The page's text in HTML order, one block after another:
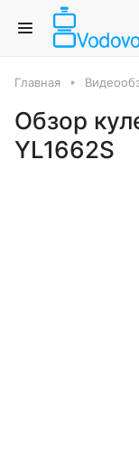
Главная
Обзор
YL1662S